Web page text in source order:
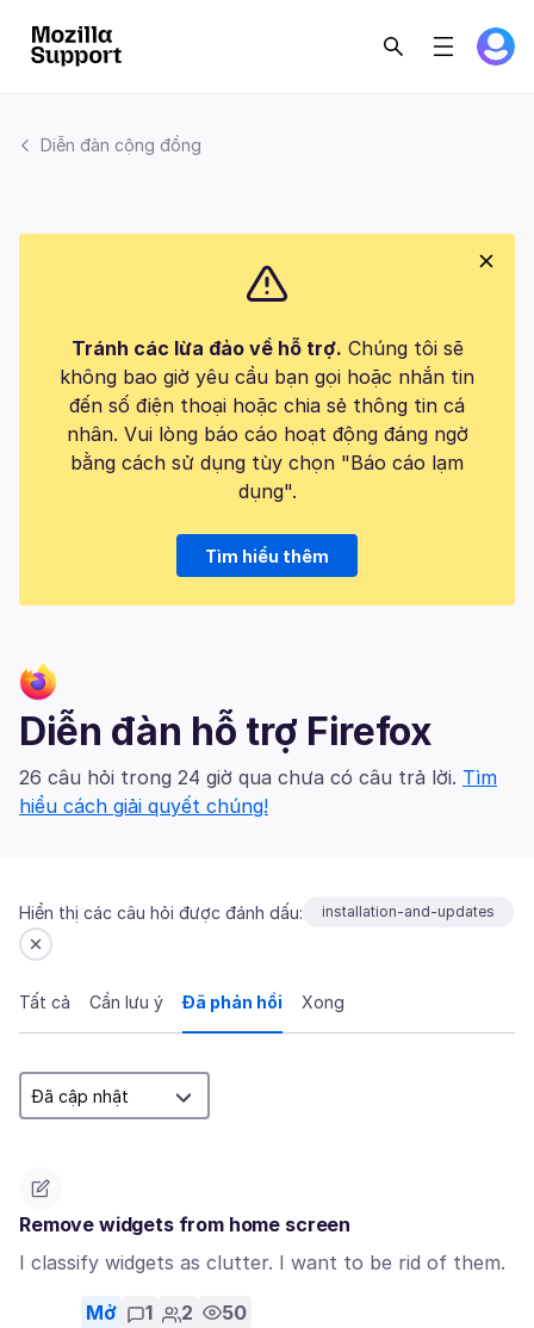
Diễn đàn cộng đồng
Tránh các lừa đảo về hỗ trợ. Chúng tôi sẽ
không bao giờ yêu cầu bạn gọi hoặc nhắn tin
đến số điện thoại hoặc chia sẻ thông tin cá
nhân. Vui lòng báo cáo hoạt động đáng ngờ
bằng cách sử dụng tùy chọn "Báo cáo lạm
dụng".
Tìm hiểu thêm
Diễn đàn hỗ trợ Firefox
26 câu hỏi trong 24 giờ qua chưa có câu trả lời. Tìm
hiểu cách giải quyết chúng!
Hiển thị các câu hỏi được đánh dấu: installation-and-updates
Tất cả Cần lưu ý Đã phản hồi Xong
Remove widgets from home screen
I classify widgets as clutter. I want to be rid of them.
Mở 1 2 50